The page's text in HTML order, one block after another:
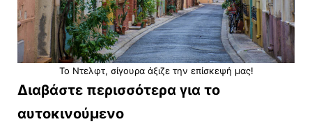
Το Ντελφτ, σίγουρα άξιζε την επίσκεψή μας!
Διαβάστε περισσότερα για το
αυτοκινούμενο